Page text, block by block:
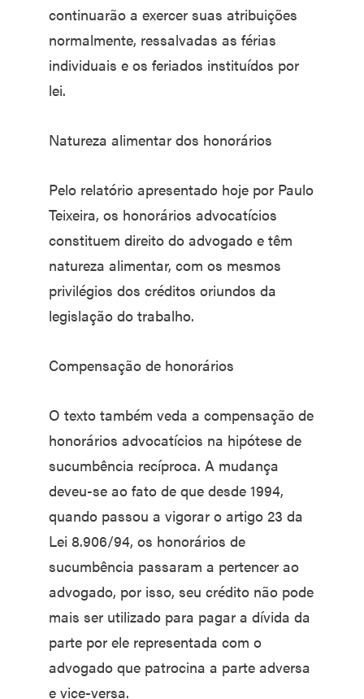
continuarão a exercer suas atribuições
normalmente, ressalvadas as férias
individuais e os feriados instituídos por
lei.
Natureza alimentar dos honorários
Pelo relatório apresentado hoje por Paulo
Teixeira, os honorários advocatícios
constituem direito do advogado e têm
natureza alimentar, com os mesmos
privilégios dos créditos oriundos da
legislação do trabalho.
Compensação de honorários
O texto também veda a compensação de
honorários advocatícios na hipótese de
sucumbência recíproca. A mudança
deveu-se ao fato de que desde 1994,
quando passou a vigorar o artigo 23 da
Lei 8.906/94, os honorários de
sucumbência passaram a pertencer ao
advogado, por isso, seu crédito não pode
mais ser utilizado para pagar a dívida da
parte por ele representada com o
advogado que patrocina a parte adversa
e vice-versa.